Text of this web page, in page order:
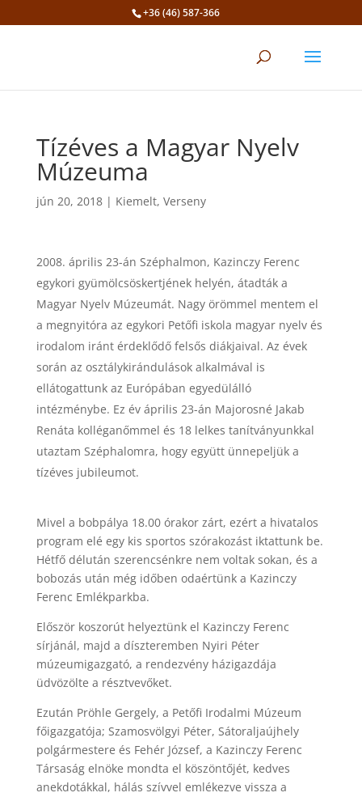
+36 (46) 587-366
Tízéves a Magyar Nyelv
Múzeuma
jún 20, 2018| Kiemelt, Verseny
április 23-án Széphalmon, Kazinczy Ferenc
egykori gyümölcsöskertjének helyén, átadták a
Magyar Nyelv Múzeumát. Nagy örömmel mentem el
a megnyitóra az egykori Petőfi iskola magyar nyelv és
irodalom iránt érdeklődő felsős diákjaival. Az évek
során az osztálykirándulások alkalmával is
ellátogattunk az Európában egyedülálló
intézménybe. Ez év április 23-án Majorosné Jakab
Renáta kolléganőmmel és 18 lelkes tanítványunkkal
utaztam Széphalomra, hogy együtt ünnepeljük a
tízéves jubileumot.
Mivel a bobpálya 18.00 órakor zárt, ezért a hivatalos
program elé egy kis sportos szórakozást iktattunk be.
Hétfő délután szerencsénkre nem voltak sokan, és a
bobozás után még időben odaértünk a Kazinczy
Ferenc Emlékparkba.
Először koszorút helyeztünk el Kazinczy Ferenc
sírjánál, majd a díszteremben Nyiri Péter
múzeumigazgató, a rendezvény házigazdája
üdvözölte a résztvevőket.
Ezután Pröhle Gergely, a Petőfi Irodalmi Múzeum
főigazgatója; Szamosvölgyi Péter, Sátoraljaújhely
polgármestere és Fehér József, a Kazinczy Ferenc
Társaság elnöke mondta el köszöntőjét, kedves
anekdotákkal, hálás szívvel emlékezve vissza a